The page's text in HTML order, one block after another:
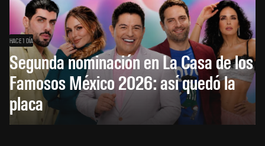
HACE 1 DÍA
Segunda nominación en La Casa de los
Famosos México 2026: así quedó la
placa